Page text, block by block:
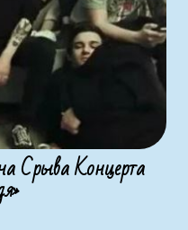
Срыва Концерта